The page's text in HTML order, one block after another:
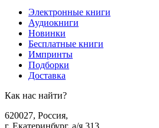
Электронные книги
Аудиокниги
Новинки
Бесплатные книги
Импринты
Подборки
Доставка
Как нас найти?
620027, Россия,
г. Екатеринбург, а/я 313